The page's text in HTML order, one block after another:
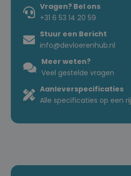
Vragen? Bel ons
+31 6 53 14 20 59
Stuur een Bericht
info@devloerenhub.nl
Meer weten?
Veel gestelde vragen
Aanleverspecificaties
Alle specificaties op een rij